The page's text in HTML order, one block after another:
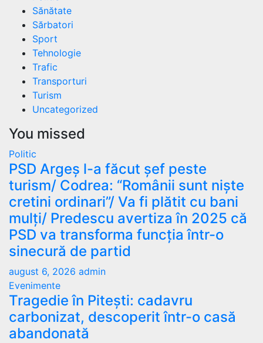
Sănătate
Sărbatori
Sport
Tehnologie
Trafic
Transporturi
Turism
Uncategorized
You missed
Politic
PSD Argeș l-a făcut șef peste
turism/ Codrea: “Românii sunt niște
cretini ordinari”/ Va fi plătit cu bani
mulți/ Predescu avertiza în 2025 că
PSD va transforma funcția într-o
sinecură de partid
august 6, 2026 admin
Evenimente
Tragedie în Pitești: cadavru
carbonizat, descoperit într-o casă
abandonată